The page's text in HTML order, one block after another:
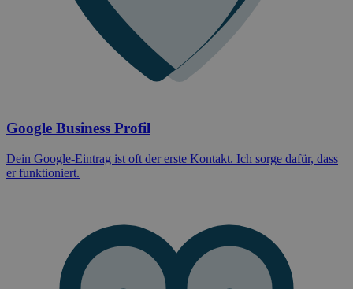
Google Business Profil
Dein Google-Eintrag ist oft der erste Kontakt. Ich sorge dafür, dass
er funktioniert.